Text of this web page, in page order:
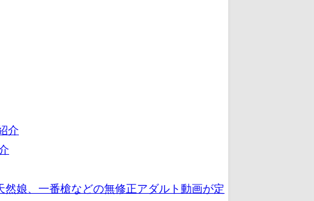
娘、一番槍などの無修正アダルト動画が定